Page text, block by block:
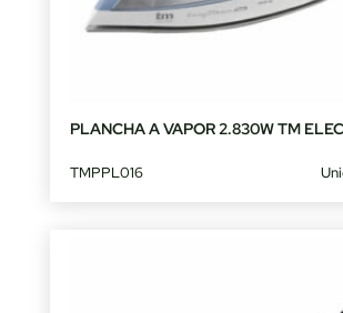
PLANCHA A VAPOR 2.830W TM
TMPPL016